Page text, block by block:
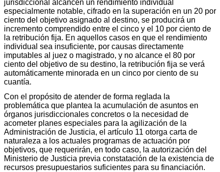
jurisdiccional alcancen un rendimiento individual
especialmente notable, cifrado en la superación en un 20 por
ciento del objetivo asignado al destino, se producirá un
incremento comprendido entre el cinco y el 10 por ciento de
la retribución fija. En aquellos casos en que el rendimiento
individual sea insuficiente, por causas directamente
imputables al juez o magistrado, y no alcance el 80 por
ciento del objetivo de su destino, la retribución fija se verá
automáticamente minorada en un cinco por ciento de su
cuantía.
Con el propósito de atender de forma reglada la
problemática que plantea la acumulación de asuntos en
órganos jurisdiccionales concretos o la necesidad de
acometer planes especiales para la agilización de la
Administración de Justicia, el artículo 11 otorga carta de
naturaleza a los actuales programas de actuación por
objetivos, que requerirán, en todo caso, la autorización del
Ministerio de Justicia previa constatación de la existencia de
recursos presupuestarios suficientes para su financiación.